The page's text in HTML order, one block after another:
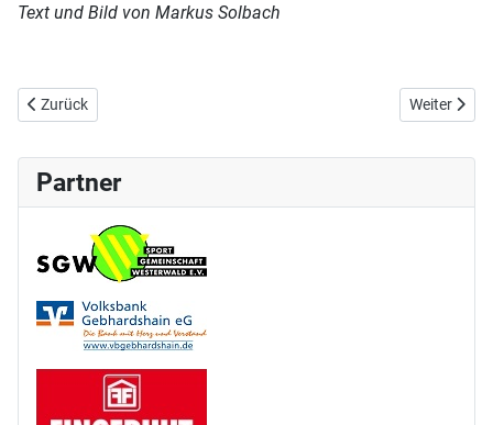
Text und Bild von Markus Solbach
Vorheriger Beitrag: Spielbericht 25./26.11.2016
Zurück Nächster
Weiter
Partner